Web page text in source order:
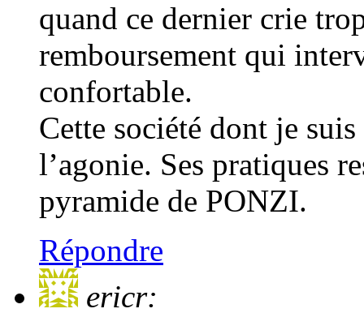
quand ce dernier crie
remboursement qui
confortable.
Cette société dont je
l’agonie. Ses pratiques
pyramide de PONZI.
Répondre
ericr: